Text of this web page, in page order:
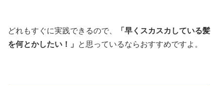
どれもすぐに実践できるので、
「早くスカスカしている髪
を何とかしたい！」
と思っているならおすすめですよ。